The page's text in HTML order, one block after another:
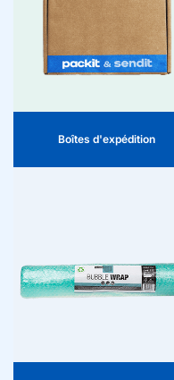
Boîtes d'expédition
Vous souhaitez des expéditions
professionnelles depuis votre
boutique en ligne ? Nos boîtes
d’expédition sont robustes,
légères et faciles à fermer,
idéales pour une livraison
Film à bulles
Protège les objets fragiles
pendant le transport. Léger,